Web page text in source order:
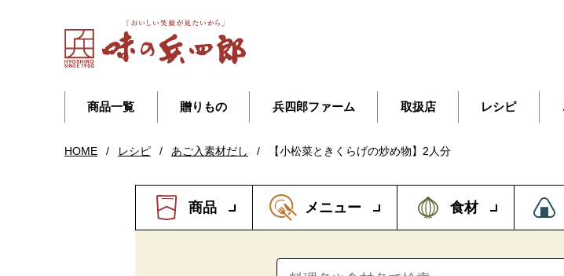
商品一覧 贈りもの 兵四郎ファーム 取扱店 レシピ
HOME / レシピ / あご入素材だし / 【小松菜ときくらげの炒め物】2人分
商品 メニュー 食材